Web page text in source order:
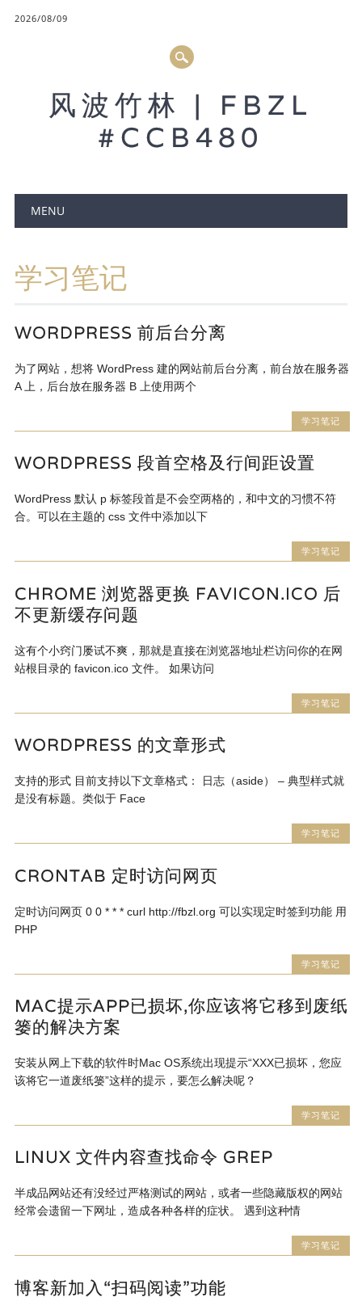
2026/08/09
风波竹林 | FBZL
#CCB480
Main menu
MENU
学习笔记
WORDPRESS 前后台分离
为了网站，想将 WordPress 建的网站前后台分离，前台放在服务器
A 上，后台放在服务器 B 上使用两个
学习笔记
WORDPRESS 段首空格及行间距设置
WordPress 默认 p 标签段首是不会空两格的，和中文的习惯不符
合。可以在主题的 css 文件中添加以下
学习笔记
CHROME 浏览器更换 FAVICON.ICO 后
不更新缓存问题
这有个小窍门屡试不爽，那就是直接在浏览器地址栏访问你的在网
站根目录的 favicon.ico 文件。 如果访问
学习笔记
WORDPRESS 的文章形式
支持的形式 目前支持以下文章格式： 日志（aside） – 典型样式就
是没有标题。类似于 Face
学习笔记
CRONTAB 定时访问网页
定时访问网页 0 0 * * * curl http://fbzl.org 可以实现定时签到功能 用
PHP
学习笔记
MAC提示APP已损坏,你应该将它移到废纸
篓的解决方案
安装从网上下载的软件时Mac OS系统出现提示“XXX已损坏，您应
该将它一道废纸篓”这样的提示，要怎么解决呢？
学习笔记
LINUX 文件内容查找命令 GREP
半成品网站还有没经过严格测试的网站，或者一些隐藏版权的网站
经常会遗留一下网址，造成各种各样的症状。 遇到这种情
学习笔记
博客新加入“扫码阅读”功能